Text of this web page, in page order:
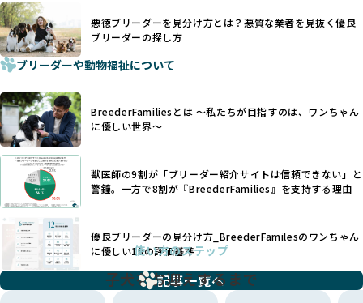
ーダー」のみを紹介するために、法令を超えた独自の基準を
設け、ブリーダーの理念や飼育環境の厳格なチェックを行っ
ています。
一部の営利優先のブリーディングでは、母犬の出産負担を考
えずに大量繁殖が行われ、親犬が心身ともに疲弊するケース
が見られます。さらに、コストカットのために食事を減らし
たり、栄養のない食事を与える、適切な健康管理が行われな
いなど、ワンちゃんの健康と福祉が犠牲にされることも少な
くありません。
また、健康リスクが予測しづらいミックス犬の繁殖や、愛情
が行き届かない多頭飼育等も問題です。これらのブリーディ
ング手法は、ワンちゃんの福祉を無視し、利益のみを追求す
るブリーダーによるものが多く、消費者にとっても深刻な課
題となっています。
BreederFamiliesでは、こうしたワンちゃんに優しくないブ
リーディングをなくすため、すべてのワンちゃんを家族のよ
うに大切に飼育・繁殖を行っている「優良ブリーダー」のみ
犬種ごとに異なる健康リスクや育て方のポイントを理解し、
適切に対応するためには、深い知識と豊富な経験が欠かせま
せん。現在、犬種は200種類以上あり、それぞれに特有の健康
たとえば、パグは呼吸器系のトラブルを抱えやすく、ラブラ
ドール・レトリバーには股関節形成不全への注意が必要で
す。このような犬種ごとの違いを熟知し、適切なケアを提供
できるかどうかは、ブリーダーの専門性に大きく関わりま
す。
優良ブリーダーは、少数の犬種（一般的に3種以内）に絞って
繁殖を行い、各犬種の特徴を熟知しています。これにより、
犬種ごとの健康管理や繁殖において質の高いケアを提供する
ことが可能です。
一方、営利優先ブリーダーは流行や需要に応じて扱う犬種を
増やす傾向があり、犬種ごとに異なる健康問題や適切な育成
環境を十分に考慮しない場合があります。こうしたブリーダ
悪徳ブリーダーを見分け方とは？悪質な業者を見抜く優良
ブリーダーの探し方
ブリーダーや動物福祉について
BreederFamiliesとは 〜私たちが目指すのは、ワンちゃん
に優しい世界〜
獣医師の9割が「ブリーダー紹介サイトは信頼できない」と
警鐘。一方で8割が『BreederFamilies』を支持する理由
優良ブリーダーの見分け方_BreederFamilesのワンちゃん
に優しい18の評価基準
記事一覧へ
使い方のステップ
子犬をお迎えするまで